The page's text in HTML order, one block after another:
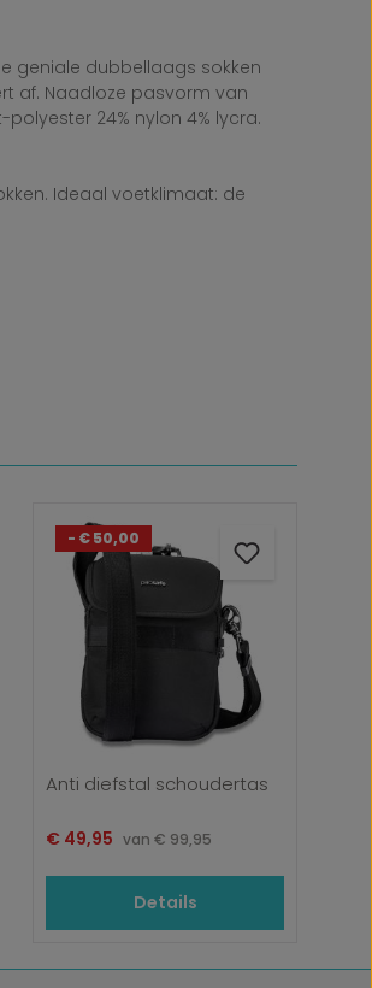
geniale dubbellaags sokken
af. Naadloze pasvorm van
24% nylon 4% lycra.
Ideaal voetklimaat: de
- € 50,00
Anti diefstal schoudertas
Verkoopprijs:
€ 49,95 vanNormale prijs:
€ 99,95
Details